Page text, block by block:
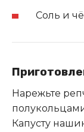
Соль и
Нарежьте
Капусту